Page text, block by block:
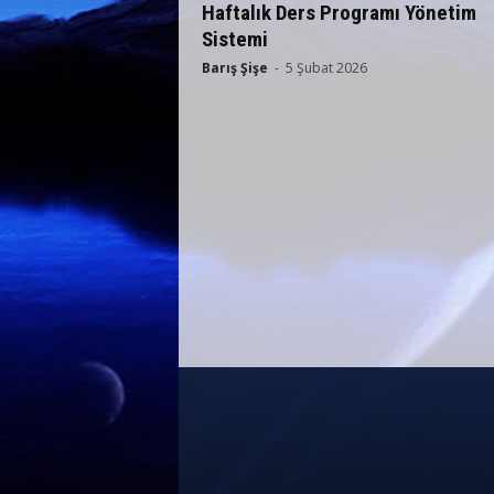
Haftalık Ders Programı Yönetim
Sistemi
Barış Şişe - 5 Şubat 2026